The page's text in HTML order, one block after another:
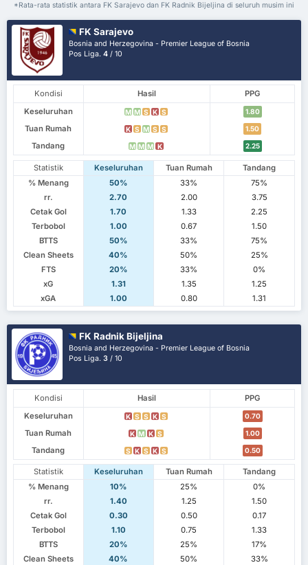
*Rata-rata statistik antara FK Sarajevo dan FK Radnik Bijeljina di seluruh musim ini
FK Sarajevo
Bosnia and Herzegovina - Premier League of Bosnia
Pos Liga.4 / 10
Kondisi Hasil
PPG
Keseluruhan
M M S K S 1.80
Tuan Rumah K S M S S 1.50
Tandang M M M K 2.25
Statistik Keseluruhan Tuan Rumah
Tandang
% Menang
50% 33%
75%
rr.
2.70 2.00
3.75
Cetak Gol
1.70 1.33
2.25
Terbobol
1.00 0.67
1.50
BTTS
50% 33%
75%
Clean Sheets
40% 50%
25%
FTS
20% 33%
0%
xG
1.31 1.35
1.25
xGA
1.00 0.80 1.31
FK Radnik Bijeljina
Bosnia and Herzegovina - Premier League of Bosnia
Pos Liga.3 / 10
Kondisi Hasil
PPG
Keseluruhan
K S S K S 0.70
Tuan Rumah K M K S 1.00
Tandang S K S K S 0.50
Statistik Keseluruhan Tuan Rumah
Tandang
% Menang
10% 25%
0%
rr.
1.40 1.25
1.50
Cetak Gol
0.30 0.50
0.17
Terbobol
1.10 0.75
1.33
BTTS
20% 25%
17%
Clean Sheets
40% 50%
33%